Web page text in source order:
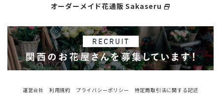
オーダーメイド花通販 Sakaseru select_window
運営会社 利用規約 プライバシーポリシー
特定商取引法に関する記述